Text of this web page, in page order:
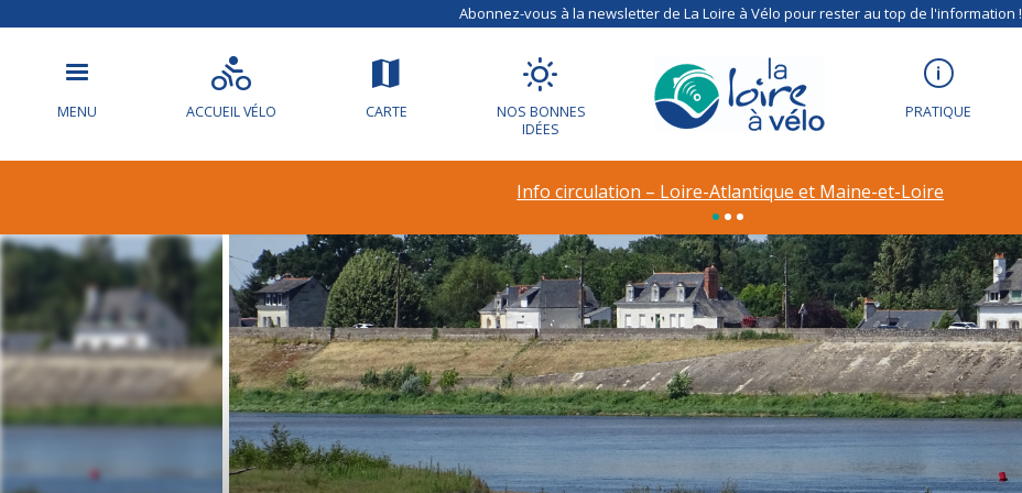
Abonnez-vous à la newsletter de La Loire à Vélo pour rester au top de l'information !
MENU ACCUEIL VÉLO CARTE
NOS BONNES
IDÉES
PRATIQUE
Info circulation – Loire-Atlantique et Maine-et-Loire